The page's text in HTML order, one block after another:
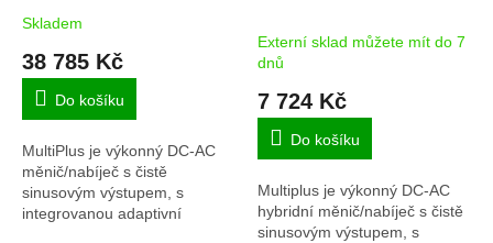
Průměrné
produktu
5,0
5
hvězdiček.
Skladem
38 785 Kč
Do košíku
MultiPlus je výkonný DC-AC
měnič/nabíječ s čistě
sinusovým výstupem, s
integrovanou adaptivní
Externí sklad můžete mít do 7
dnů
7 724 Kč
Do košíku
Multiplus je výkonný DC-AC
hybridní měnič/nabíječ s čistě
sinusovým výstupem, s